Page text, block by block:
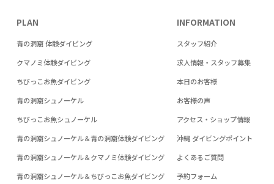
PLAN
青の洞窟 体験ダイビング
クマノミ体験ダイビング
ちびっこお魚ダイビング
青の洞窟シュノーケル
ちびっこお魚シュノーケル
青の洞窟シュノーケル＆青の洞窟体験ダイビング
青の洞窟シュノーケル＆クマノミ体験ダイビング
青の洞窟シュノーケル＆ちびっこお魚ダイビング
INFORMATION
スタッフ紹介
求人情報・スタッフ募集
本日のお客様
お客様の声
アクセス・ショップ情報
沖縄 ダイビングポイント
よくあるご質問
予約フォーム